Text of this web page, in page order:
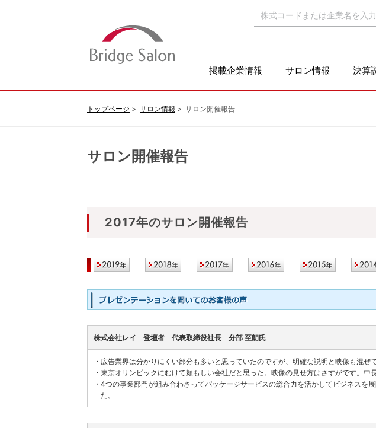
掲載企業情報 サロン情報 決算
トップページ サロン情報 サロン開催報告
サロン開催報告
2017年のサロン開催報告
株式会社レイ 登壇者 代表取締役社長 分部 至朗氏
・ 広告業界は分かりにくい部分も多いと思っていたのですが、明確な説明と映像も混ぜ
・ 東京オリンピックにむけて頼もしい会社だと思った。映像の見せ方はさすがです。中
・ 4つの事業部門が組み合わさってパッケージサービスの総合力を活かしてビジネスを
た。